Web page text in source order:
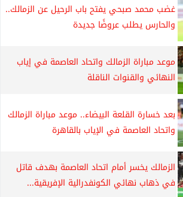
غضب محمد صبحي يفتح باب الرحيل عن الزمالك..
والحارس يطلب عروضًا جديدة
موعد مباراة الزمالك واتحاد العاصمة في إياب
النهائي والقنوات الناقلة
بعد خسارة القلعة البيضاء.. موعد مباراة الزمالك
واتحاد العاصمة في الإياب بالقاهرة
الزمالك يخسر أمام اتحاد العاصمة بهدف قاتل
في ذهاب نهائي الكونفدرالية الإفريقية...